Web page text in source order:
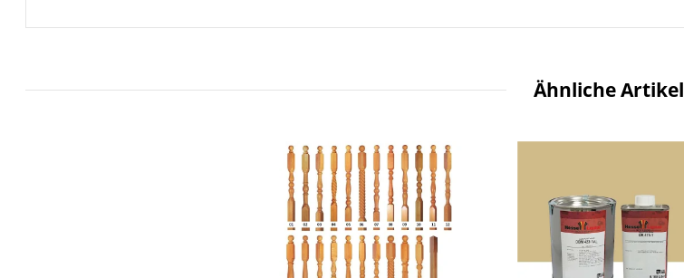
Ähnliche Artikel